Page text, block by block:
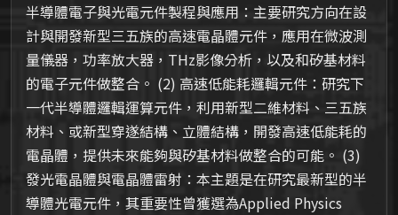
半導體電子與光電元件製程與應用：主要研究方向在設
計與開發新型三五族的高速電晶體元件，應用在微波測
量儀器，功率放大器，THz影像分析，以及和矽基材料
的電子元件做整合。 (2) 高速低能耗邏輯元件：研究下
一代半導體邏輯運算元件，利用新型二維材料、三五族
材料、或新型穿遂結構、立體結構，開發高速低能耗的
電晶體，提供未來能夠與矽基材料做整合的可能。 (3)
發光電晶體與電晶體雷射：本主題是在研究最新型的半
導體光電元件，其重要性曾獲選為Applied Physics